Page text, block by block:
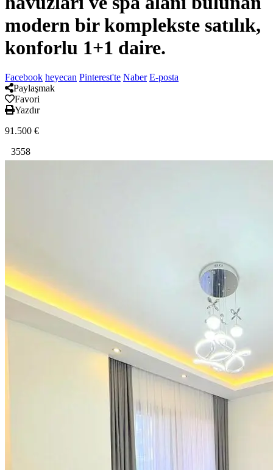
modern bir komplekste satılık,
konforlu 1+1 daire.
Facebook heyecan Pinterest'te Naber E-posta
Paylaşmak
Favori
Yazdır
91.500 €
3558